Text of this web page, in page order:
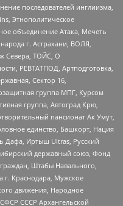
последователей инглиизма,
Этнополитическое
объединение Атака, Мечеть
г. Астрахани, ВОЛЯ,
Севера, ТОЙС, О
РЕВТАТПОД, Артподготовка,
Сектор 16,
группа МПГ, Курсом
группа, Автоград Крю,
пансионат Ак Умут,
единство, Башкорт, Нация
Дафа, Иртыш Ultras, Русский
державный союз, Фонд
Штабы Навального,
г. Краснодара, Мужское
движения, Народное
СССР Архангельской